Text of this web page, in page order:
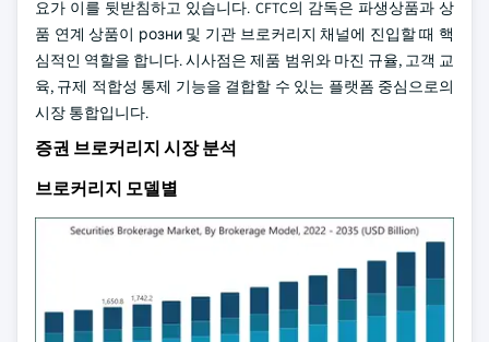
요가 이를 뒷받침하고 있습니다. CFTC의 감독은 파생상품과 상
품 연계 상품이 розни 및 기관 브로커리지 채널에 진입할 때 핵
심적인 역할을 합니다. 시사점은 제품 범위와 마진 규율, 고객 교
육, 규제 적합성 통제 기능을 결합할 수 있는 플랫폼 중심으로의
시장 통합입니다.
증권 브로커리지 시장 분석
브로커리지 모델별